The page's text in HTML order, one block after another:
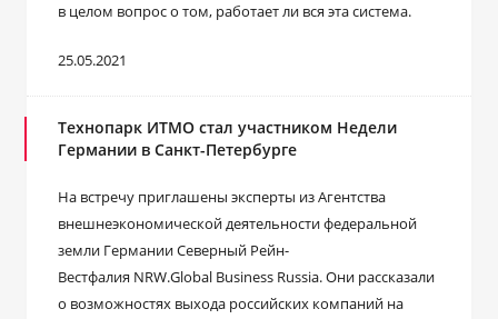
в целом вопрос о том, работает ли вся эта система.
25.05.2021
Технопарк ИТМО стал участником Недели
Германии в Санкт-Петербурге
На встречу приглашены эксперты из Агентства
внешнеэкономической деятельности федеральной
земли Германии Северный Рейн-
Вестфалия NRW.Global Business Russia. Они рассказали
о возможностях выхода российских компаний на